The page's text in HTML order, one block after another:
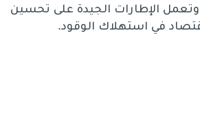
الإطارات الجيدة على تحسين
في استهلاك الوقود.